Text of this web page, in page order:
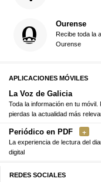
Ourense
Recibe toda la
Ourense
APLICACIONES MÓVILES
La Voz de Galicia
Toda la información en tu
pierdas la actualidad más
Periódico en PDF
La experiencia de lectura del
digital
REDES SOCIALES